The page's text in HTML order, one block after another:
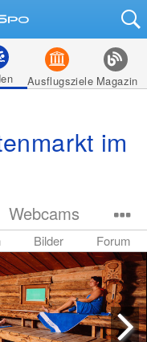
Ausflugsziele Magazin
im
Webcams
Bilder Forum